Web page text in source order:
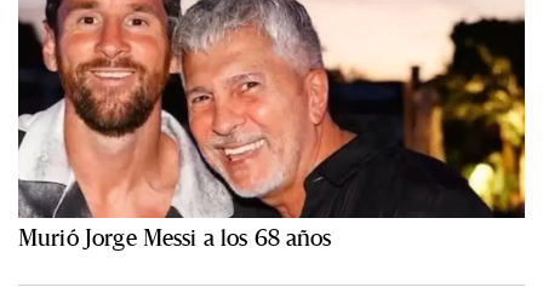
Murió Jorge Messi a los 68 años